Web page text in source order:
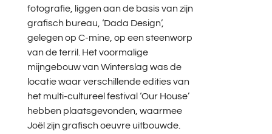
fotografie, liggen aan de basis van zijn
grafisch bureau, ‘Dada Design’,
gelegen op C-mine, op een steenworp
van de terril. Het voormalige
mijngebouw van Winterslag was de
locatie waar verschillende edities van
het multi-cultureel festival ‘Our House’
hebben plaatsgevonden, waarmee
Joël zijn grafisch oeuvre uitbouwde.